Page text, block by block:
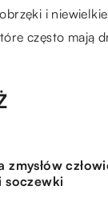
i
często mają
zmysłów